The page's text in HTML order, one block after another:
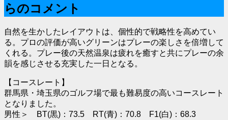
らのコメント
自然を生かしたレイアウトは、個性的で戦略性を高めてい
る。プロの評価が高いグリーンはプレーの楽しさを倍増して
くれる。プレー後の天然温泉は疲れを癒すと共にプレーの余
韻を感じさせる充実した一日となる。
【コースレート】
群馬県・埼玉県のゴルフ場で最も難易度の高いコースレート
となりました。
男性＞ BT(黒)：73.5 RT(青)：70.8 F1(白)：68.3